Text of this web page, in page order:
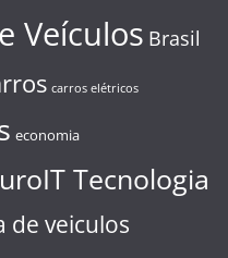
Veículos Brasil
carros elétricos
economia
Tecnologia
de veiculos